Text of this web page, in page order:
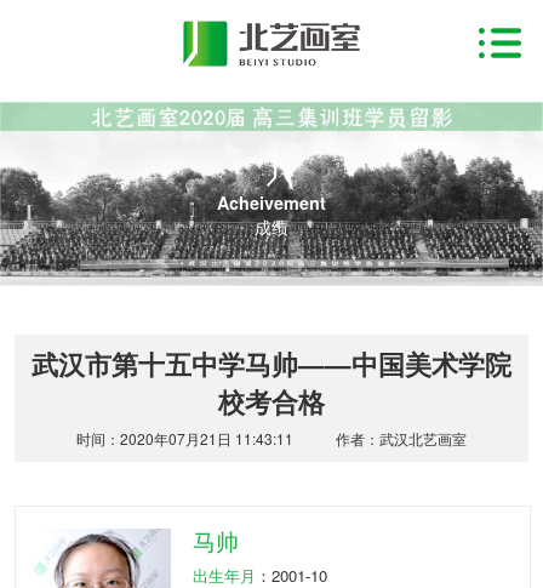
Acheivement
成绩
武汉市第十五中学马帅——中国美术学院
校考合格
时间：2020年07月21日 11:43:11 作者：武汉北艺画室
马帅
出生年月 ：2001-10